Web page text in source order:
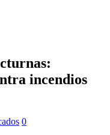
incendios
0